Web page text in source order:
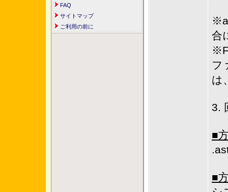
FAQ
サイトマップ
ご利用の前に
合
フ
は
3.
■
■